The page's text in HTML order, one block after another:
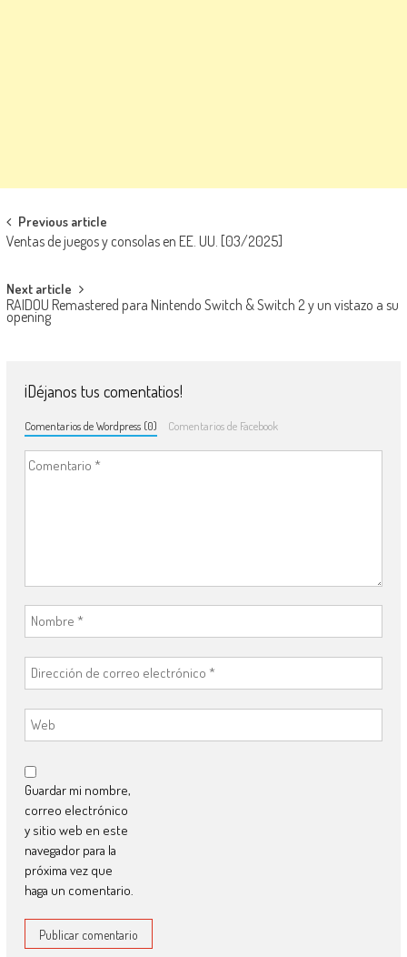
Navegación de entradas
Previous article
Ventas de juegos y consolas en EE. UU. [03/2025]
Next article
RAIDOU Remastered para Nintendo Switch & Switch 2 y un vistazo a su
opening
¡Déjanos tus comentatios!
Comentarios de Wordpress (0) Comentarios de Facebook
Guardar mi nombre,
correo electrónico
y sitio web en este
navegador para la
próxima vez que
haga un comentario.